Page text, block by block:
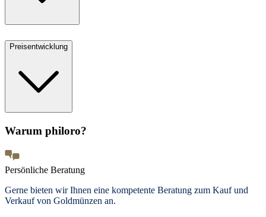
Preisentwicklung
Warum philoro?
Persönliche Beratung
Gerne bieten wir Ihnen eine kompetente Beratung zum Kauf und
Verkauf von Goldmünzen an.